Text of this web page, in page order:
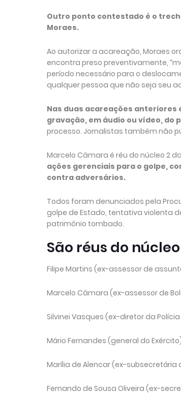
Outro ponto contestado é o
Moraes.
Ao autorizar a acareação, Moraes
encontra preso preventivamente,
período necessário para o
qualquer pessoa que não seja seu
Nas duas acareações anteriores
gravação, em áudio ou vídeo, do
processo. Jornalistas também não
Marcelo Câmara é réu do núcleo 2
ações gerenciais para o golpe,
contra adversários.
Todos foram denunciados pela
golpe de Estado, tentativa violenta
patrimônio tombado.
São réus do núcleo
Filipe Martins (ex-assessor de
Marcelo Câmara (ex-assessor de
Silvinei Vasques (ex-diretor da
Mário Fernandes (general do
Marília de Alencar (ex-subsecretária
Fernando de Sousa Oliveira (ex-